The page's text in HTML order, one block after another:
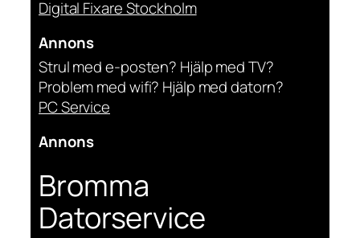
Digital Fixare Stockholm
Annons
Strul med e-posten? Hjälp med TV?
Problem med wifi? Hjälp med datorn?
PC Service
Annons
Bromma
Datorservice